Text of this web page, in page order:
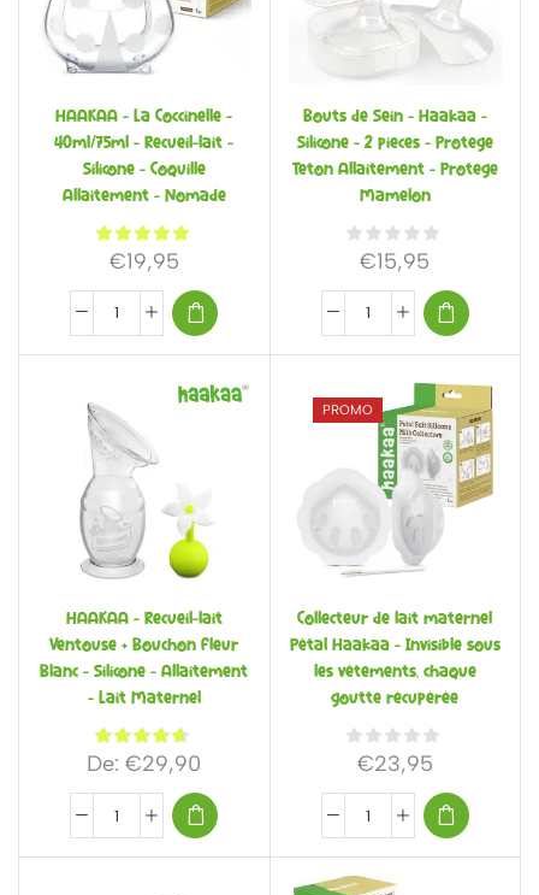
HAAKAA – La Coccinelle –
40ml/75ml – Recueil-lait –
Silicone – Coquille
Allaitement – Nomade
€19,95
Bouts de Sein – Haakaa –
Silicone – 2 pieces – Protege
Teton Allaitement – Protege
Mamelon
€15,95
HAAKAA – Recueil-lait
Ventouse + Bouchon Fleur
Blanc – Silicone – Allaitement
– Lait Maternel
De:€29,90
PROMO
Collecteur de lait maternel
Pétal Haakaa – Invisible sous
les vêtements, chaque
goutte récupérée
€23,95